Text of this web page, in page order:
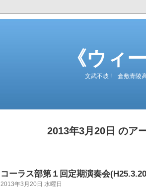
《ウィ
文武不岐 ! 倉敷青陵
2013年3月20日 のア
コーラス部第１回定期演奏会
2013年3月20日 水曜日